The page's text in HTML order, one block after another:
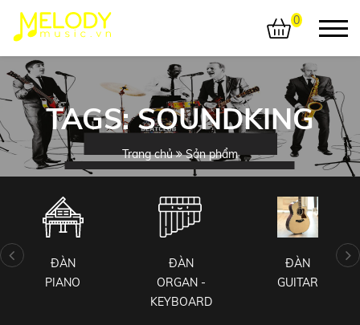
0
TAGS: SOUNDKING
Trang chủ Sản phẩm
ĐÀN
PIANO
ĐÀN
ORGAN -
KEYBOARD
ĐÀN
GUITAR